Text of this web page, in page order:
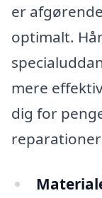
er
optimalt.
mere
dig for